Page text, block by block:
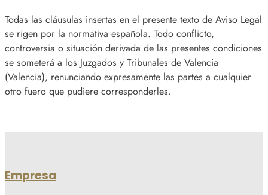
Todas las cláusulas insertas en el presente texto de Aviso Legal
se rigen por la normativa española. Todo conflicto,
controversia o situación derivada de las presentes condiciones
se someterá a los Juzgados y Tribunales de Valencia
(Valencia), renunciando expresamente las partes a cualquier
otro fuero que pudiere corresponderles.
Empresa